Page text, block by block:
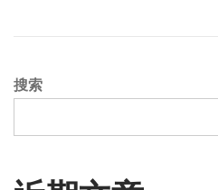
搜索